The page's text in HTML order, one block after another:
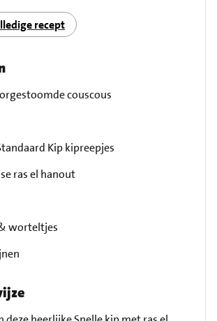
recept
couscous
Kip kipreepjes
ras el hanout
worteltjes